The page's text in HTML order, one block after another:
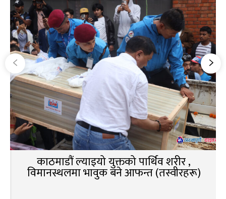
काठमाडौं ल्याइयो युक्तको पार्थिव शरीर ,
विमानस्थलमा भावुक बने आफन्त (तस्वीरहरू)